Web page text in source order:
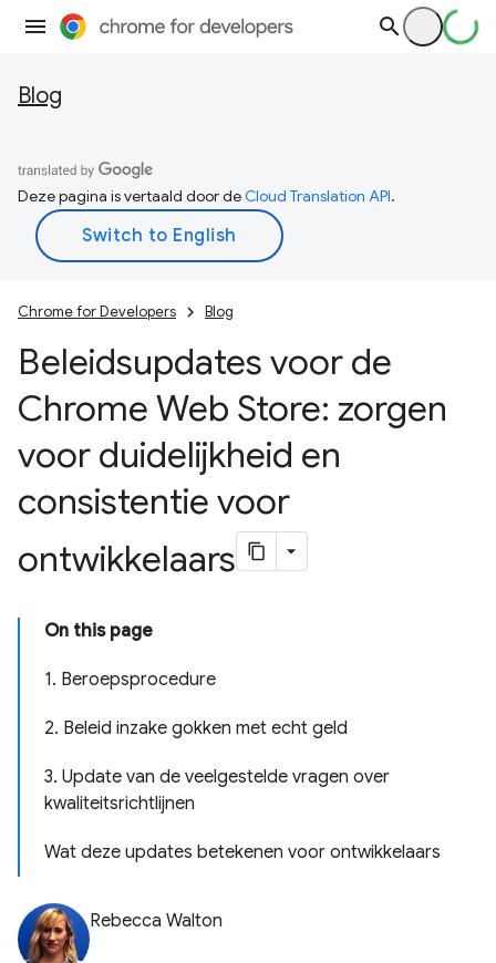
Blog
Deze pagina is vertaald door deCloud Translation API.
Chrome for Developers Blog
Beleidsupdates voor de
Chrome Web Store: zorgen
voor duidelijkheid en
consistentie voor
ontwikkelaars
On this page
1. Beroepsprocedure
2. Beleid inzake gokken met echt geld
3. Update van de veelgestelde vragen over
kwaliteitsrichtlijnen
Wat deze updates betekenen voor ontwikkelaars
Rebecca Walton